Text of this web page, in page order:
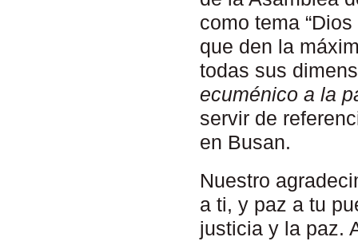
como tema
que den la
todas sus
ecuménico a la
servir de
en Busan.
Nuestro
a ti, y paz a tu
justicia y la paz.